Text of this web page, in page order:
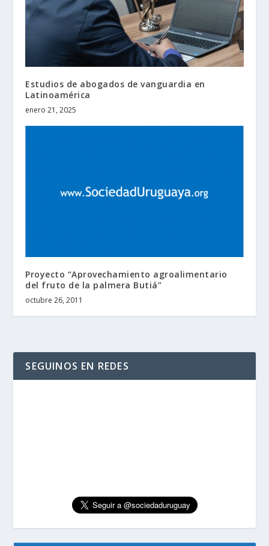
Estudios de abogados de vanguardia en
Latinoamérica
enero 21, 2025
Proyecto “Aprovechamiento agroalimentario
del fruto de la palmera Butiá”
octubre 26, 2011
SEGUINOS EN REDES